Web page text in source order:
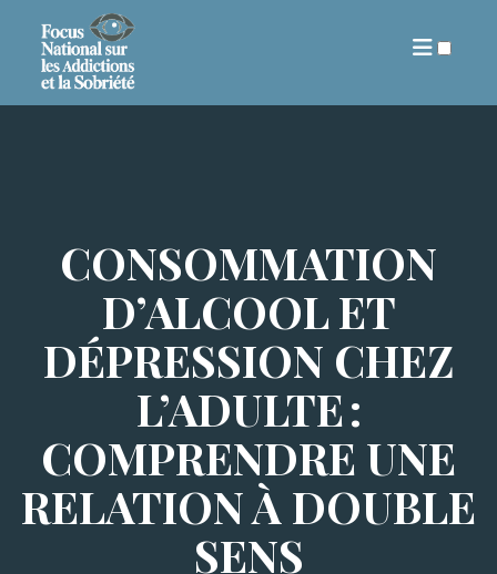
CONSOMMATION
D’ALCOOL ET
DÉPRESSION CHEZ
L’ADULTE :
COMPRENDRE UNE
RELATION À DOUBLE
SENS